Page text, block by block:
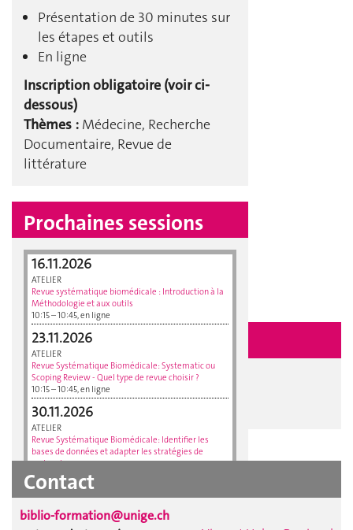
Présentation de 30 minutes sur
les étapes et outils
En ligne
Inscription obligatoire (voir ci-
dessous)
Thèmes : Médecine, Recherche
Documentaire, Revue de
littérature
Prochaines sessions
16.11.2026
ATELIER
Revue systématique biomédicale : Introduction à la
Méthodologie et aux outils
10:15 – 10:45, en ligne
23.11.2026
ATELIER
Revue Systématique Biomédicale: Systematic ou
Scoping Review - Quel type de revue choisir ?
10:15 – 10:45, en ligne
30.11.2026
ATELIER
Revue Systématique Biomédicale: Identifier les
bases de données et adapter les stratégies de
recherche
10:15 – 10:45, en ligne
07.12.2026
ATELIER
Revue Systématique Biomédicale : PRISMA – un
agenda complet >>
Inscription
Lien vers le formulaire d'inscription
Suivre/Annuler mon inscription
Contact
biblio-formation@unige.ch